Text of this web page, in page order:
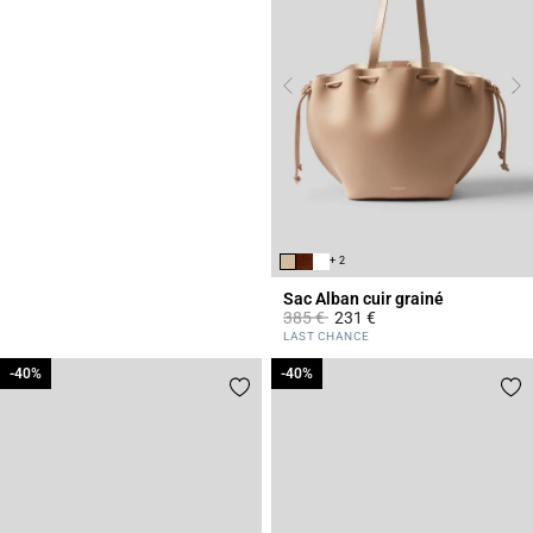
+ 2
Sac Alban cuir grainé
Prix réduit à partir de
385 €à231 €
5 out of 5 Customer Rating
LAST CHANCE
-40%
-40% -40%
-40%